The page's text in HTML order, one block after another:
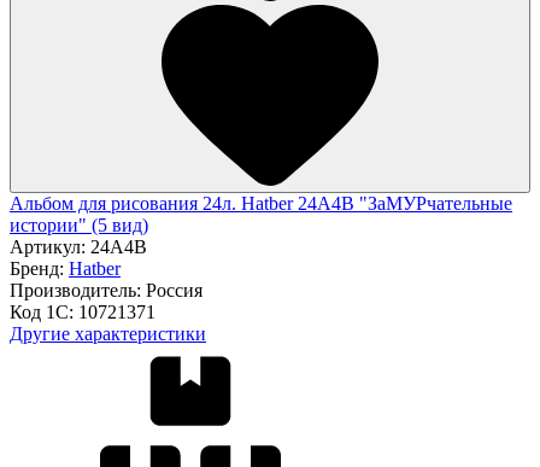
Альбом для рисования 24л. Hatber 24А4В "ЗаМУРчательные
истории" (5 вид)
Артикул: 24А4В
Бренд: Hatber
Производитель: Россия
Код 1С: 10721371
Другие характеристики